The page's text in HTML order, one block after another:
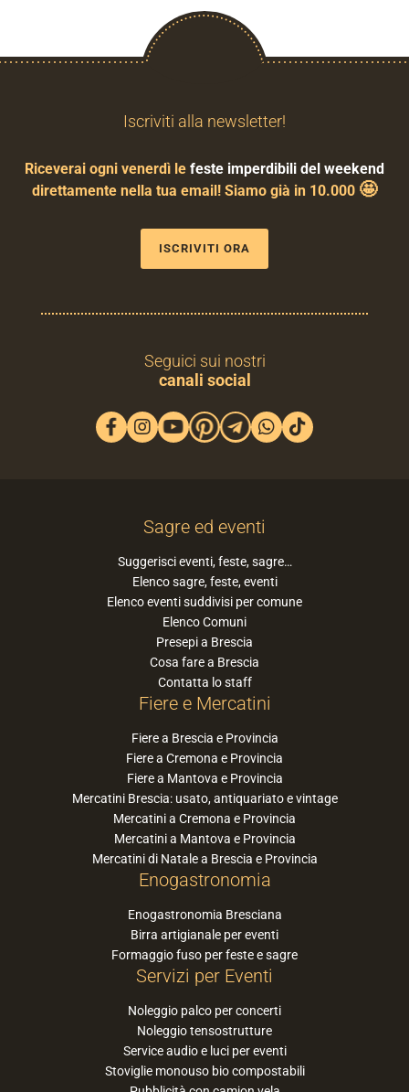
Iscriviti alla newsletter!
Riceverai ogni venerdì le feste imperdibili del weekend
direttamente nella tua email! Siamo già in 10.000 🤩
ISCRIVITI ORA
Seguici sui nostri
canali social
Sagre ed eventi
Suggerisci eventi, feste, sagre…
Elenco sagre, feste, eventi
Elenco eventi suddivisi per comune
Elenco Comuni
Presepi a Brescia
Cosa fare a Brescia
Contatta lo staff
Fiere e Mercatini
Fiere a Brescia e Provincia
Fiere a Cremona e Provincia
Fiere a Mantova e Provincia
Mercatini Brescia: usato, antiquariato e vintage
Mercatini a Cremona e Provincia
Mercatini a Mantova e Provincia
Mercatini di Natale a Brescia e Provincia
Enogastronomia
Enogastronomia Bresciana
Birra artigianale per eventi
Formaggio fuso per feste e sagre
Servizi per Eventi
Noleggio palco per concerti
Noleggio tensostrutture
Service audio e luci per eventi
Stoviglie monouso bio compostabili